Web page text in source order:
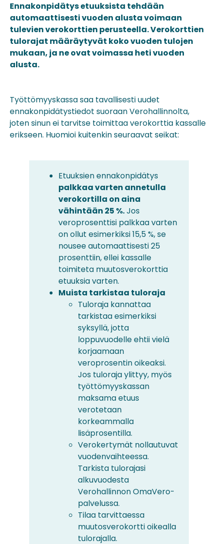
Ennakonpidätys etuuksista tehdään
automaattisesti vuoden alusta voimaan
tulevien verokorttien perusteella. Verokorttien
tulorajat määräytyvät koko vuoden tulojen
mukaan, ja ne ovat voimassa heti vuoden
alusta.
Työttömyyskassa saa tavallisesti uudet
ennakonpidätystiedot suoraan Verohallinnolta,
joten sinun ei tarvitse toimittaa verokorttia kassalle
erikseen. Huomioi kuitenkin seuraavat seikat:
Etuuksien ennakonpidätys
palkkaa varten annetulla
verokortilla on aina
vähintään 25 %.Jos
veroprosenttisi palkkaa varten
on ollut esimerkiksi 15,5 %, se
nousee automaattisesti 25
prosenttiin, ellei kassalle
toimiteta muutosverokorttia
etuuksia varten.
Muista tarkistaa tuloraja
Tuloraja kannattaa
tarkistaa esimerkiksi
syksyllä, jotta
loppuvuodelle ehtii vielä
korjaamaan
veroprosentin oikeaksi.
Jos tuloraja ylittyy, myös
työttömyyskassan
maksama etuus
verotetaan
korkeammalla
lisäprosentilla.
Verokertymät nollautuvat
vuodenvaihteessa.
Tarkista tulorajasi
alkuvuodesta
Verohallinnon OmaVero-
palvelussa.
Tilaa tarvittaessa
muutosverokortti oikealla
tulorajalla.